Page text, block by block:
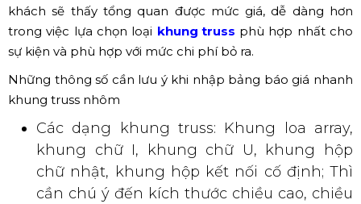
khách sẽ thấy tổng quan được mức giá, dễ dàng hơn
trong việc lựa chọn loại khung truss phù hợp nhất cho
sự kiện và phù hợp với mức chi phí bỏ ra.
Những thông số cần lưu ý khi nhập bảng báo giá nhanh
khung truss nhôm
Các dạng khung truss: Khung loa array,
khung chữ I, khung chữ U, khung hộp
chữ nhật, khung hộp kết nối cố định; Thì
cần chú ý đến kích thước chiều cao, chiều